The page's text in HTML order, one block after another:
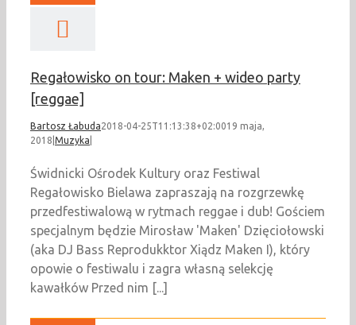
Regałowisko on tour: Maken + wideo party
[reggae]
Bartosz Łabuda2018-04-25T11:13:38+02:0019 maja,
2018 Muzyka
Świdnicki Ośrodek Kultury oraz Festiwal
Regałowisko Bielawa zapraszają na rozgrzewkę
przedfestiwalową w rytmach reggae i dub! Gościem
specjalnym będzie Mirosław 'Maken' Dzięciołowski
(aka DJ Bass Reprodukktor Xiądz Maken I), który
opowie o festiwalu i zagra własną selekcję
kawałków Przed nim [...]